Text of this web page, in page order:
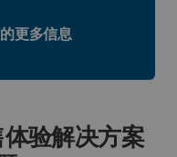
更多信息
体验解决方案